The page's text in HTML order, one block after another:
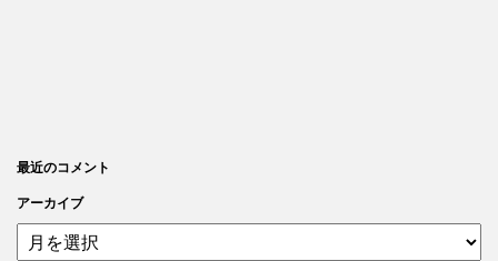
最近のコメント
アーカイブ